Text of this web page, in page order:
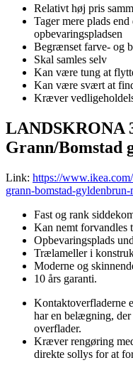
Relativt høj pris
Tager mere plads
opbevaringspladsen
Begrænset farve- og
Skal samles selv
Kan være tung at
Kan være svært at
Kræver
LANDSKRONA
Grann/Bomstad
Link: https://
grann-bomstad-
Fast og rank
Kan nemt forvandles
Opbevaringsplads
Trælameller i
Moderne og
10 års garanti.
Kontaktoverfladerne
har en belægning,
overflader.
Kræver rengøring
direkte sollys for at